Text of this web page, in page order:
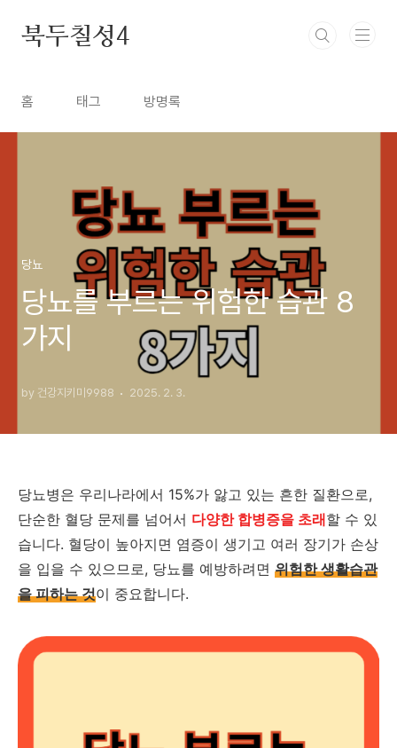
북두칠성4
홈 태그 방명록
당뇨
당뇨를 부르는 위험한 습관 8
가지
by 건강지키미9988 2025. 2. 3.
당뇨병은 우리나라에서 15%가 앓고 있는 흔한 질환으로,
단순한 혈당 문제를 넘어서 다양한 합병증을 초래할 수 있
습니다. 혈당이 높아지면 염증이 생기고 여러 장기가 손상
을 입을 수 있으므로, 당뇨를 예방하려면 위험한 생활습관
을 피하는 것이 중요합니다.